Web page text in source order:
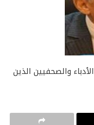
والصحفيين الذين